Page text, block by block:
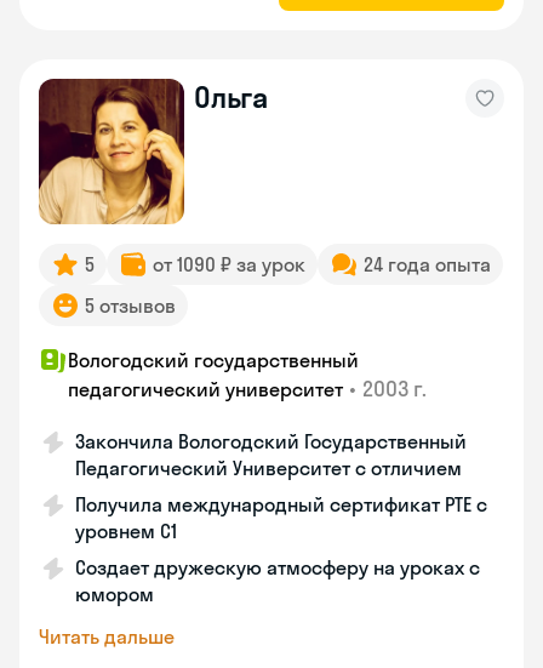
Ольга
5 от 1090 ₽ за урок
24 года опыта
5 отзывов
Вологодский государственный
педагогический университет • 2003 г.
Закончила Вологодский Государственный
Педагогический Университет с отличием
Получила международный сертификат PTE с
уровнем C1
Создает дружескую атмосферу на уроках с
юмором
Читать дальше